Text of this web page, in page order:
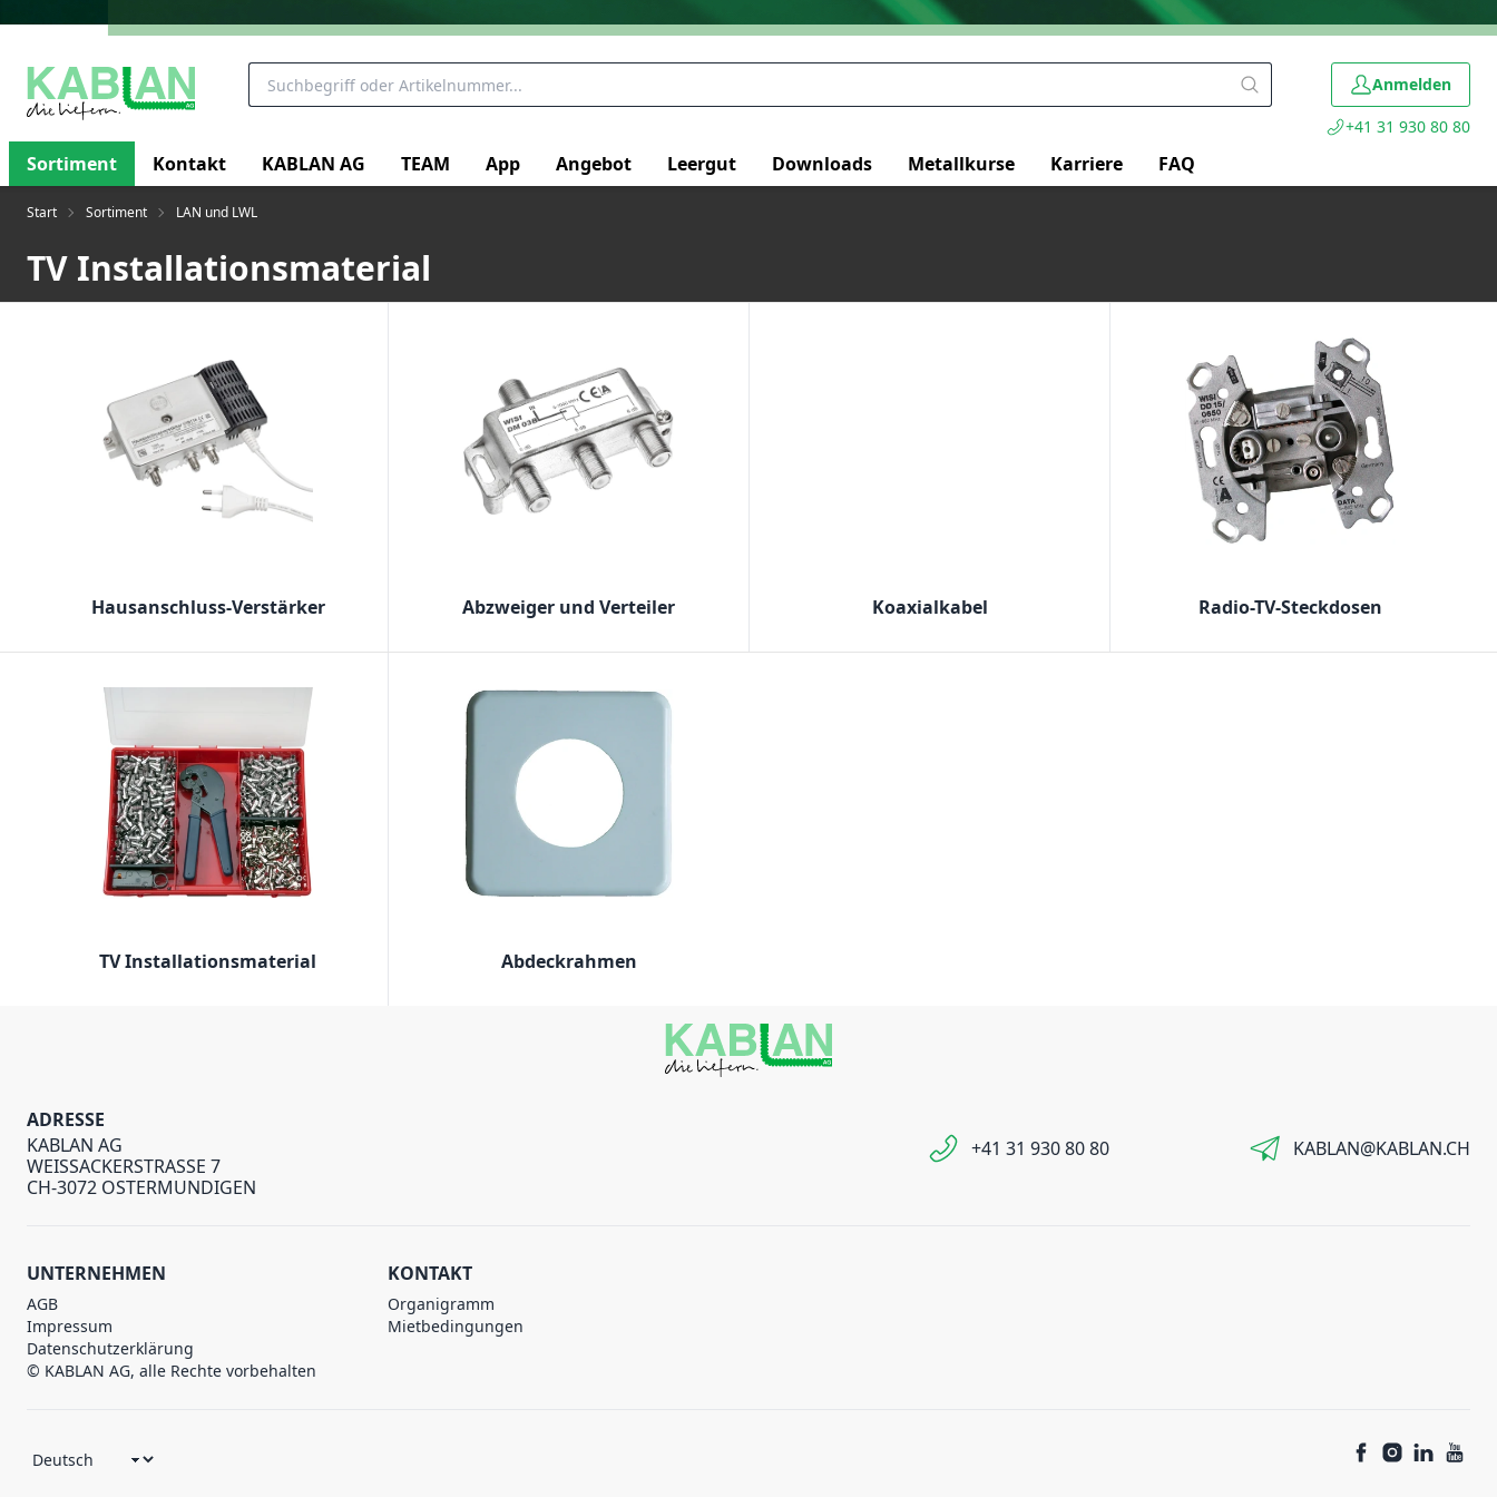
Anmelden
+41 31 930 80 80
Sortiment Kontakt KABLAN AG TEAM App Angebot Leergut Downloads Metallkurse Karriere FAQ
Start Sortiment LAN und LWL
TV Installationsmaterial
Hausanschluss-Verstärker Abzweiger und Verteiler Koaxialkabel Radio-TV-Steckdosen
TV Installationsmaterial Abdeckrahmen
ADRESSE
KABLAN AG
WEISSACKERSTRASSE 7
CH-3072 OSTERMUNDIGEN
+41 31 930 80 80 KABLAN@KABLAN.CH
UNTERNEHMEN
AGB
Impressum
Datenschutzerklärung
© KABLAN AG, alle Rechte vorbehalten
KONTAKT
Organigramm
Mietbedingungen